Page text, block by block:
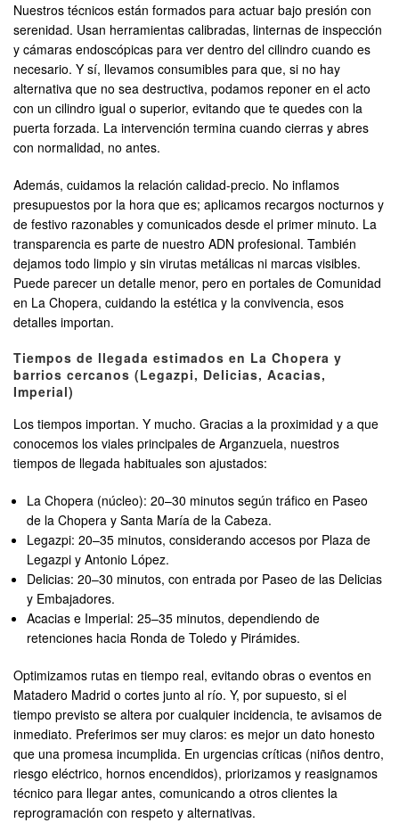
Nuestros técnicos están formados para actuar bajo presión con
serenidad. Usan herramientas calibradas, linternas de inspección
y cámaras endoscópicas para ver dentro del cilindro cuando es
necesario. Y sí, llevamos consumibles para que, si no hay
alternativa que no sea destructiva, podamos reponer en el acto
con un cilindro igual o superior, evitando que te quedes con la
puerta forzada. La intervención termina cuando cierras y abres
con normalidad, no antes.
Además, cuidamos la relación calidad-precio. No inflamos
presupuestos por la hora que es; aplicamos recargos nocturnos y
de festivo razonables y comunicados desde el primer minuto. La
transparencia es parte de nuestro ADN profesional. También
dejamos todo limpio y sin virutas metálicas ni marcas visibles.
Puede parecer un detalle menor, pero en portales de Comunidad
en La Chopera, cuidando la estética y la convivencia, esos
detalles importan.
Tiempos de llegada estimados en La Chopera y
barrios cercanos (Legazpi, Delicias, Acacias,
Imperial)
Los tiempos importan. Y mucho. Gracias a la proximidad y a que
conocemos los viales principales de Arganzuela, nuestros
tiempos de llegada habituales son ajustados:
La Chopera (núcleo): 20–30 minutos según tráfico en Paseo
de la Chopera y Santa María de la Cabeza.
Legazpi: 20–35 minutos, considerando accesos por Plaza de
Legazpi y Antonio López.
Delicias: 20–30 minutos, con entrada por Paseo de las Delicias
y Embajadores.
Acacias e Imperial: 25–35 minutos, dependiendo de
retenciones hacia Ronda de Toledo y Pirámides.
Optimizamos rutas en tiempo real, evitando obras o eventos en
Matadero Madrid o cortes junto al río. Y, por supuesto, si el
tiempo previsto se altera por cualquier incidencia, te avisamos de
inmediato. Preferimos ser muy claros: es mejor un dato honesto
que una promesa incumplida. En urgencias críticas (niños dentro,
riesgo eléctrico, hornos encendidos), priorizamos y reasignamos
técnico para llegar antes, comunicando a otros clientes la
reprogramación con respeto y alternativas.